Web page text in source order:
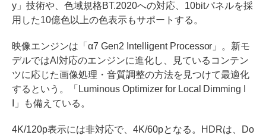
y」技術や、色域規格BT.2020への対応、10bitパネルを採
用した10億色以上の色表示もサポートする。
映像エンジンは「α7 Gen2 Intelligent Processor」。新モ
デルではAI対応のエンジンに進化し、見ているコンテン
ツに応じた画像処理・音質調整の方法を見つけて最適化
するという。「Luminous Optimizer for Local Dimming I
I」も備えている。
4K/120p表示には非対応で、4K/60pとなる。HDRは、Do